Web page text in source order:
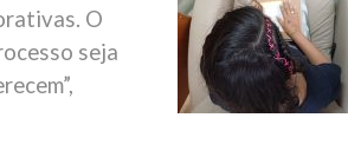
O
seja